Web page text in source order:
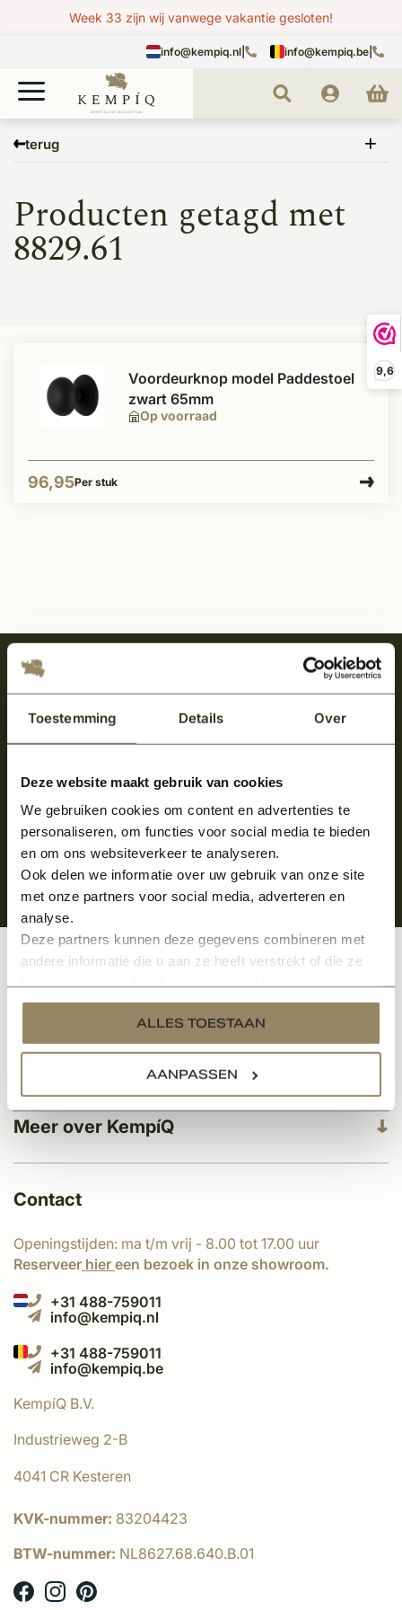
Toestemming Details Over
Deze website maakt gebruik van cookies
We gebruiken cookies om content en advertenties te
personaliseren, om functies voor social media te bieden
en om ons websiteverkeer te analyseren.
Ook delen we informatie over uw gebruik van onze site
met onze partners voor social media, adverteren en
analyse.
Deze partners kunnen deze gegevens combineren met
andere informatie die u aan ze heeft verstrekt of die ze
services.
ALLES TOESTAAN
AANPASSEN
9,6
Week 33 zijn wij vanwege vakantie gesloten!
info@kempiq.nl info@kempiq.be
terug
8829.61
Producten getagd met
8829.61
Op voorraad
Voordeurknop model Paddestoel
zwart 65mm
96,95Per stuk
Meld je aan en ontvang het laatste nieuws
over onze kempische bouwstijl!
Aanmelden voor de nieuwsbrief
Meer over KempíQ
Klantenservice
Categorieën
Contact
Openingstijden: ma t/m vrij - 8.00 tot 17.00 uur
Reserveer hier een bezoek in onze showroom.
+31 488-759011
info@kempiq.nl
+31 488-759011
info@kempiq.be
KempíQ B.V.
Industrieweg 2-B
4041 CR Kesteren
KVK-nummer: 83204423
BTW-nummer: NL8627.68.640.B.01